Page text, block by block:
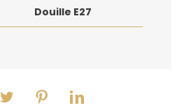
Douille E27